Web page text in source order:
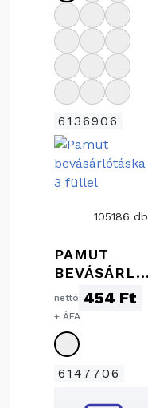
6136906
105186 db
PAMUT
BEVÁSÁRLÓ
TÁSKA 3
FÜLLEL
nettó 454 Ft
+ ÁFA
6147706